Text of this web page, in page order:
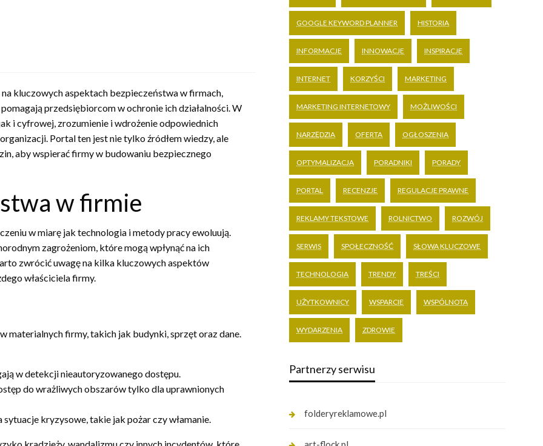
kluczowych aspektach bezpieczeństwa w firmach,
przedsiębiorcom w ochronie ich działalności. W
i cyfrowej, zrozumienie i wdrożenie odpowiednich
Portal ten jest nie tylko źródłem wiedzy, ale
aby wspierać firmy w budowaniu bezpiecznego
w firmie
w miarę jak technologia i metody pracy ewoluują.
zagrożeniom, które mogą wpłynąć na ich
zwrócić uwagę na kilka kluczowych aspektów
właściciela firmy.
materialnych firmy, takich jak budynki, sprzęt oraz dane.
w detekcji nieautoryzowanego dostępu.
do wrażliwych obszarów tylko dla uprawnionych
kryzysowe, takie jak pożar czy włamanie.
GOOGLE KEYWORD PLANNER HISTORIA
INFORMACJE INNOWACJE INSPIRACJE
INTERNET KORZYŚCI MARKETING
MARKETING INTERNETOWY MOŻLIWOŚCI
NARZĘDZIA OFERTA OGŁOSZENIA
OPTYMALIZACJA PORADNIKI PORADY
PORTAL RECENZJE REGULACJE PRAWNE
REKLAMY TEKSTOWE ROLNICTWO ROZWÓJ
SERWIS SPOŁECZNOŚĆ SŁOWA KLUCZOWE
TECHNOLOGIA TRENDY TREŚCI
UŻYTKOWNICY WSPARCIE WSPÓLNOTA
WYDARZENIA ZDROWIE
Partnerzy serwisu
folderyreklamowe.pl